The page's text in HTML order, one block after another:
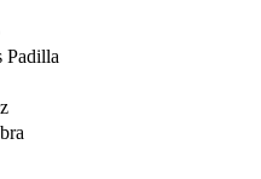
Padilla